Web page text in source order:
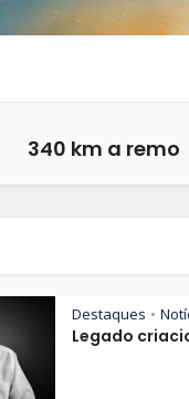
340 km a remo
Destaques •
Legado